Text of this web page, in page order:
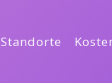
Standorte